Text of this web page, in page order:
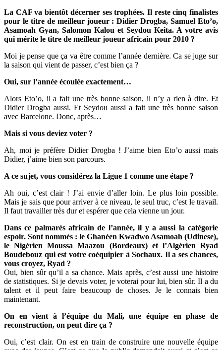
La CAF va bientôt décerner ses trophées. Il reste cinq finalistes
pour le titre de meilleur joueur : Didier Drogba, Samuel Eto’o,
Asamoah Gyan, Salomon Kalou et Seydou Keita. A votre avis
qui mérite le titre de meilleur joueur africain pour 2010 ?
Moi je pense que ça va être comme l’année dernière. Ca se juge sur
la saison qui vient de passer, c’est bien ça ?
Oui, sur l’année écoulée exactement…
Alors Eto’o, il a fait une très bonne saison, il n’y a rien à dire. Et
Didier Drogba aussi. Et Seydou aussi a fait une très bonne saison
avec Barcelone. Donc, après…
Mais si vous deviez voter ?
Ah, moi je préfère Didier Drogba ! J’aime bien Eto’o aussi mais
Didier, j’aime bien son parcours.
A ce sujet, vous considérez la Ligue 1 comme une étape ?
Ah oui, c’est clair ! J’ai envie d’aller loin. Le plus loin possible.
Mais je sais que pour arriver à ce niveau, le seul truc, c’est le travail.
Il faut travailler très dur et espérer que cela vienne un jour.
Dans ce palmarès africain de l’année, il y a aussi la catégorie
espoir. Sont nommés : le Ghanéen Kwadwo Asamoah (Udinese),
le Nigérien Moussa Maazou (Bordeaux) et l’Algérien Ryad
Boudebouz qui est votre coéquipier à Sochaux. Il a ses chances,
vous croyez, Ryad ?
Oui, bien sûr qu’il a sa chance. Mais après, c’est aussi une histoire
de statistiques. Si je devais voter, je voterai pour lui, bien sûr. Il a du
talent et il peut faire beaucoup de choses. Je le connais bien
maintenant.
On en vient à l’équipe du Mali, une équipe en phase de
reconstruction, on peut dire ça ?
Oui, c’est clair. On est en train de construire une nouvelle équipe